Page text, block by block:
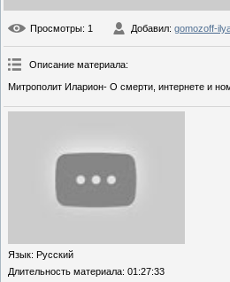
Просмотры: 1 Добавил: gomozoff-
Описание материала:
Митрополит Иларион- О смерти, интернете и
Язык: Русский
Длительность материала: 01:27:33